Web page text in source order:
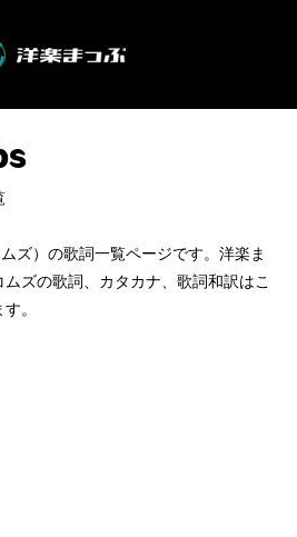
ズ）の歌詞一覧ページです。洋楽ま
ズの歌詞、カタカナ、歌詞和訳はこ
。